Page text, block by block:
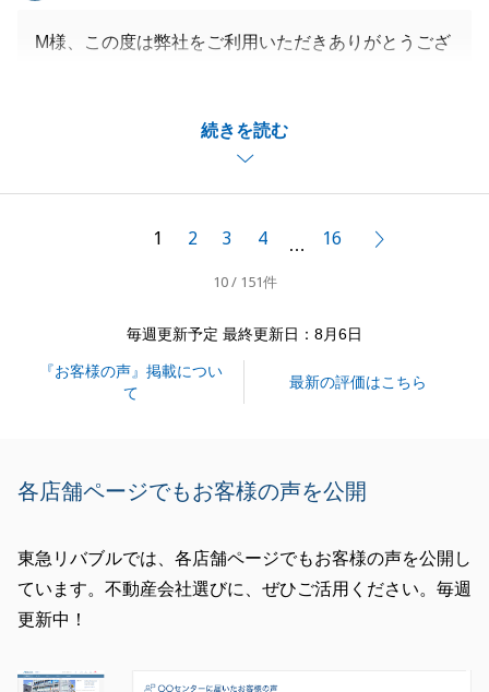
続きを読む
M様、この度は弊社をご利用いただきありがとうござ
ありましたが、M様のお力添えもあり無事にお引渡し
まで終えることができて良かったです。
また、何かご不明点等ございましたら、どんな事でも
この度はありがとうございました、今後ともよろしく
1 2 3 4 … 16
10 / 151件
毎週更新予定 最終更新日：8月6日
『お客様の声』掲載につい
て
最新の評価はこちら
各店舗ページでもお客様の声を公開
東急リバブルでは、各店舗ページでもお客様の声を公開し
ています。不動産会社選びに、ぜひご活用ください。毎週
更新中！